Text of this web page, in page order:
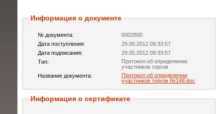
Информация о документе
№ документа:
0002800
Дата поступления:
29.05.2012 09:33:57
Дата подписания:
29.05.2012 09:33:57
Тип:
Протокол об определении
участников торгов
Название документа:
Протокол об определении
участников торгов №148.doc
Информация о сертификате